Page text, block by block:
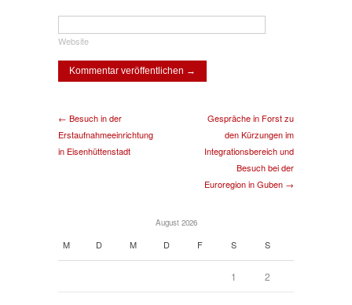
Website
← Besuch in der
Erstaufnahmeeinrichtung
in Eisenhüttenstadt
Gespräche in Forst zu
den Kürzungen im
Integrationsbereich und
Besuch bei der
Euroregion in Guben →
August 2026
M D M D F S S
1 2